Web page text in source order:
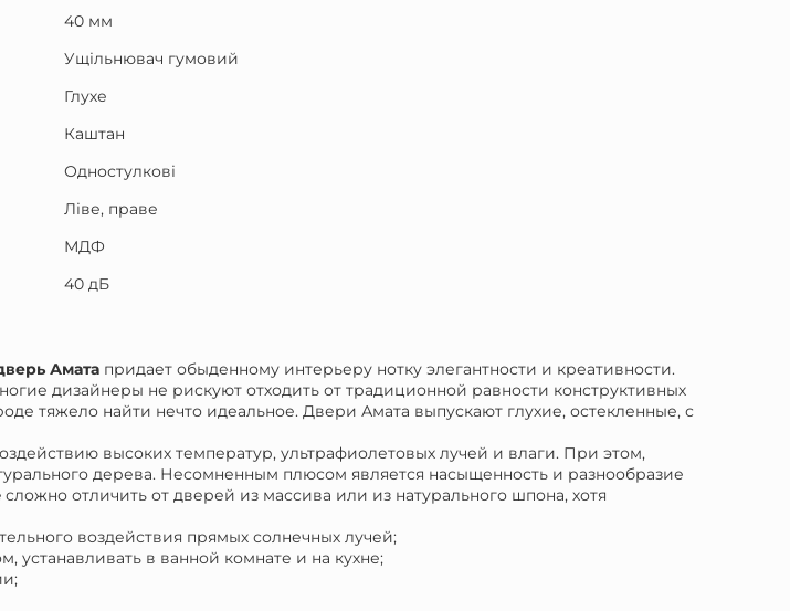
40 мм
Ущільнювач гумовий
Глухе
Каштан
Одностулкові
Ліве, праве
МДФ
40 дБ
Амата придает обыденному интерьеру нотку элегантности и креативности.
дизайнеры не рискуют отходить от традиционной равности конструктивных
тяжело найти нечто идеальное. Двери Амата выпускают глухие, остекленные, с
высоких температур, ультрафиолетовых лучей и влаги. При этом,
дерева. Несомненным плюсом является насыщенность и разнообразие
отличить от дверей из массива или из натурального шпона, хотя
воздействия прямых солнечных лучей;
в ванной комнате и на кухне;